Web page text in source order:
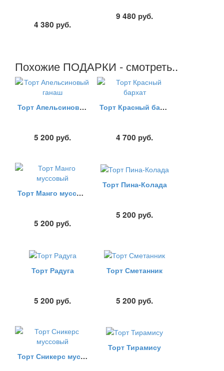
4 380 руб.
9 480 руб.
Похожие ПОДАРКИ - смотреть..
Торт Апельсиновый ганаш
5 200 руб.
Торт Красный бархат
4 700 руб.
Торт Манго муссовый
5 200 руб.
Торт Пина-Колада
5 200 руб.
Торт Радуга
5 200 руб.
Торт Сметанник
5 200 руб.
Торт Сникерс муссовый
Торт Тирамису